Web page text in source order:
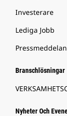
Investerare
Lediga Jobb
Branschlösningar
Nyheter Och